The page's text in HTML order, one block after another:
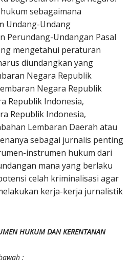
sebagaimana
Undang-Undang
Perundang-Undangan Pasal
mengetahui peraturan
diundangkan yang
Negara Republik
Negara Republik
Republik Indonesia,
Republik Indonesia,
Lembaran Daerah atau
sebagai jurnalis penting
instrumen hukum dari
mana yang berlaku
celah kriminalisasi agar
kerja-kerja jurnalistik
HUKUM DAN KERENTANAN
: